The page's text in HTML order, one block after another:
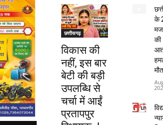
छत्तीसगढ़
विकास की
नहीं, इस बार
बेटी की बड़ी
उपलब्धि से
चर्चा में आईं
प्रतापपुर
के
की